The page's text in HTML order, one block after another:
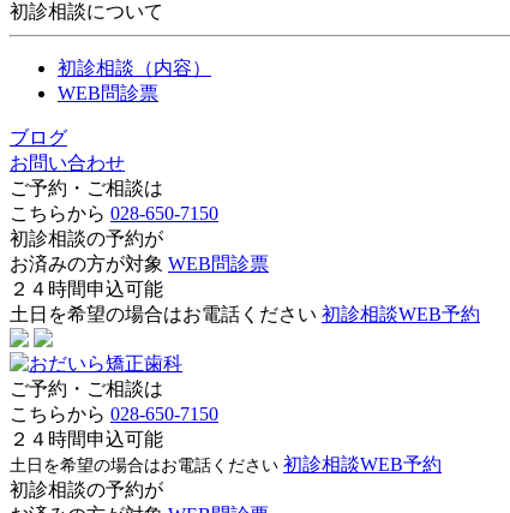
初診相談について
初診相談（内容）
WEB問診票
ブログ
お問い合わせ
ご予約・ご相談は
こちらから 028-650-7150
初診相談の予約が
お済みの方が対象 WEB問診票
２４時間申込可能
土日を希望の場合はお電話ください 初診相談WEB予約
ご予約・ご相談は
こちらから 028-650-7150
２４時間申込可能
土日を希望の場合はお電話ください 初診相談WEB予約
初診相談の予約が